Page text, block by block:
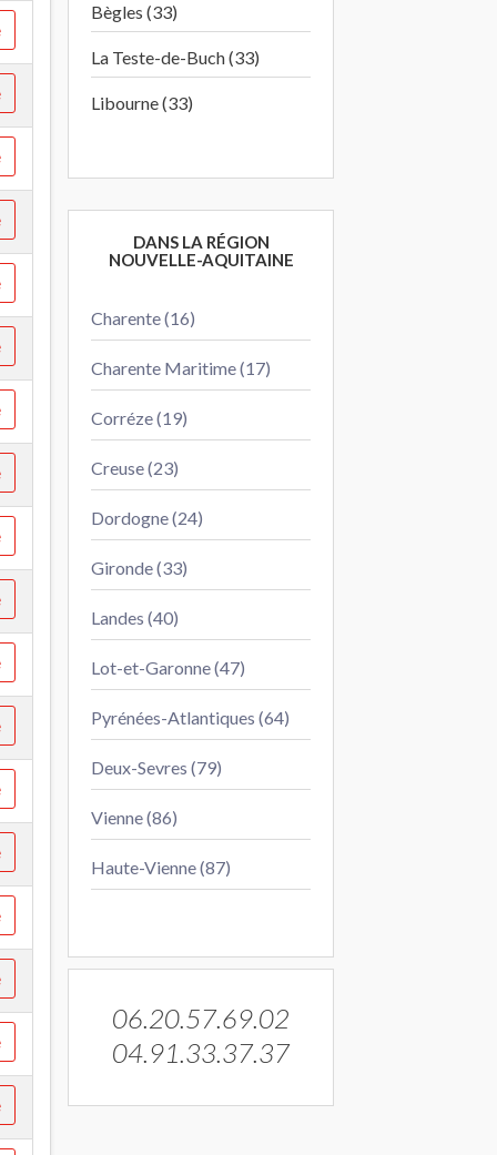
Bègles (33)
La Teste-de-Buch (33)
Libourne (33)
DANS LA RÉGION
NOUVELLE-AQUITAINE
Charente (16)
Charente Maritime (17)
Corréze (19)
Creuse (23)
Dordogne (24)
Gironde (33)
Landes (40)
Lot-et-Garonne (47)
Pyrénées-Atlantiques (64)
Deux-Sevres (79)
Vienne (86)
Haute-Vienne (87)
06.20.57.69.02
04.91.33.37.37